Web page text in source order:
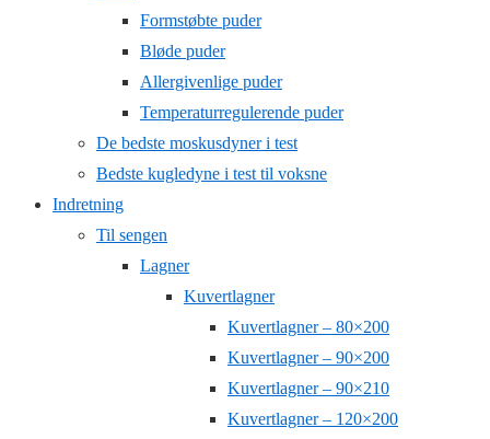
Formstøbte puder
Bløde puder
Allergivenlige puder
Temperaturregulerende puder
De bedste moskusdyner i test
Bedste kugledyne i test til voksne
Indretning
Til sengen
Lagner
Kuvertlagner
Kuvertlagner – 80×200
Kuvertlagner – 90×200
Kuvertlagner – 90×210
Kuvertlagner – 120×200